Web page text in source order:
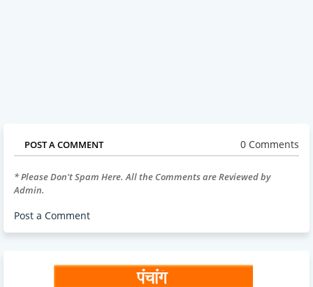
POST A COMMENT 0 Comments
* Please Don't Spam Here. All the Comments are Reviewed by
Admin.
Post a Comment